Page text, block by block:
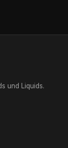
und Liquids.